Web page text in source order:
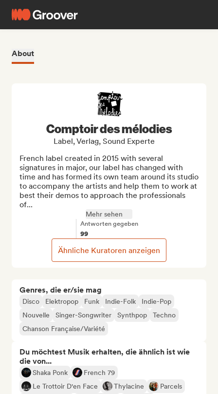
About
Genres, die er/sie mag
Disco Elektropop Funk Indie-Folk
Indie-Pop
Nouvelle
Singer-Songwriter Synthpop
Techno
Chanson Française/Variété
Du möchtest Musik erhalten, die ähnlich ist wie
die von...
Shaka Ponk
French 79
Le Trottoir D'en Face
Thylacine
Parcels
Comptoir des mélodies
Label, Verlag, Sound Experte
French label created in 2015 with several
signatures in major, our label has changed with
time and has formed its own team around its studio
to accompany the artists and help them to work at
best their demos to approach the professionals
of...
Mehr sehen
Antworten gegeben
99
Ähnliche Kuratoren anzeigen